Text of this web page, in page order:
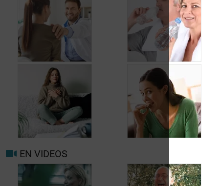
Insuffisance
pancréatique
exocrine
Quand consulter à
nouveau pour
migraine ou maux de
tête?
Prévenir les maux de
tête au jour le jour
Mieux vivre avec la
Facteurs
déclenchants et de
EN VIDEOS